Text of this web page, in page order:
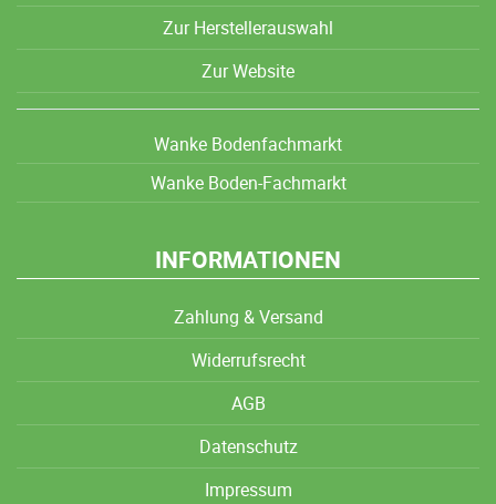
Zur Herstellerauswahl
Zur Website
Wanke Bodenfachmarkt
Wanke Boden-Fachmarkt
INFORMATIONEN
Zahlung & Versand
Widerrufsrecht
AGB
Datenschutz
Impressum